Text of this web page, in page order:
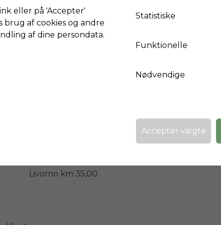
Pisa km 39,00
Lucca km 48,00
Volterra km 37,00
San Gimignano km 50,00
AFSTANDE FRA DE STØRRE MARITIME STEDER:
Livorno km 35,00.
eller på 'Accepter'
brug af cookies og andre
af dine persondata.
Statistiske
Funktionelle
Nødvendige
Accepter valgte